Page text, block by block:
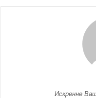
Искренне